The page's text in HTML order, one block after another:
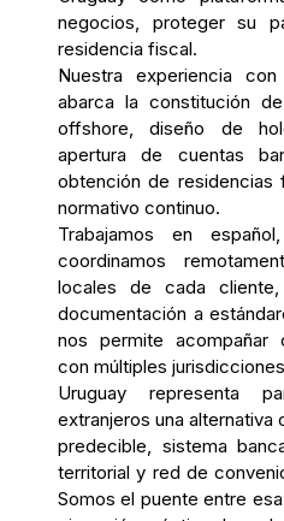
negocios, proteger su
residencia fiscal.
Nuestra experiencia
abarca la constitución
offshore, diseño de
apertura de cuentas
obtención de residencias
normativo continuo.
Trabajamos en
coordinamos
locales de cada
documentación a
nos permite acompañar
con múltiples
Uruguay representa
extranjeros una
predecible, sistema
territorial y red de
Somos el puente entre